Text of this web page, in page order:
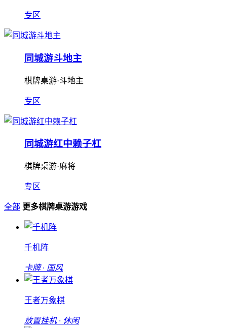
专区
同城游斗地主
棋牌桌游·斗地主
专区
同城游红中赖子杠
棋牌桌游·麻将
专区
全部 更多棋牌桌游游戏
千机阵
卡牌 · 国风
王者万象棋
放置挂机 · 休闲